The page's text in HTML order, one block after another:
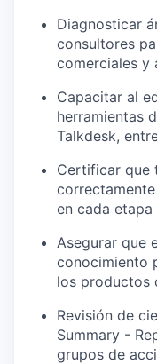
Diagnosticar
consultores
comerciales y
Capacitar al
herramientas
Talkdesk,
Certificar que
en cada
Asegurar que
conocimiento
los productos
Revisión de
Summary -
grupos de